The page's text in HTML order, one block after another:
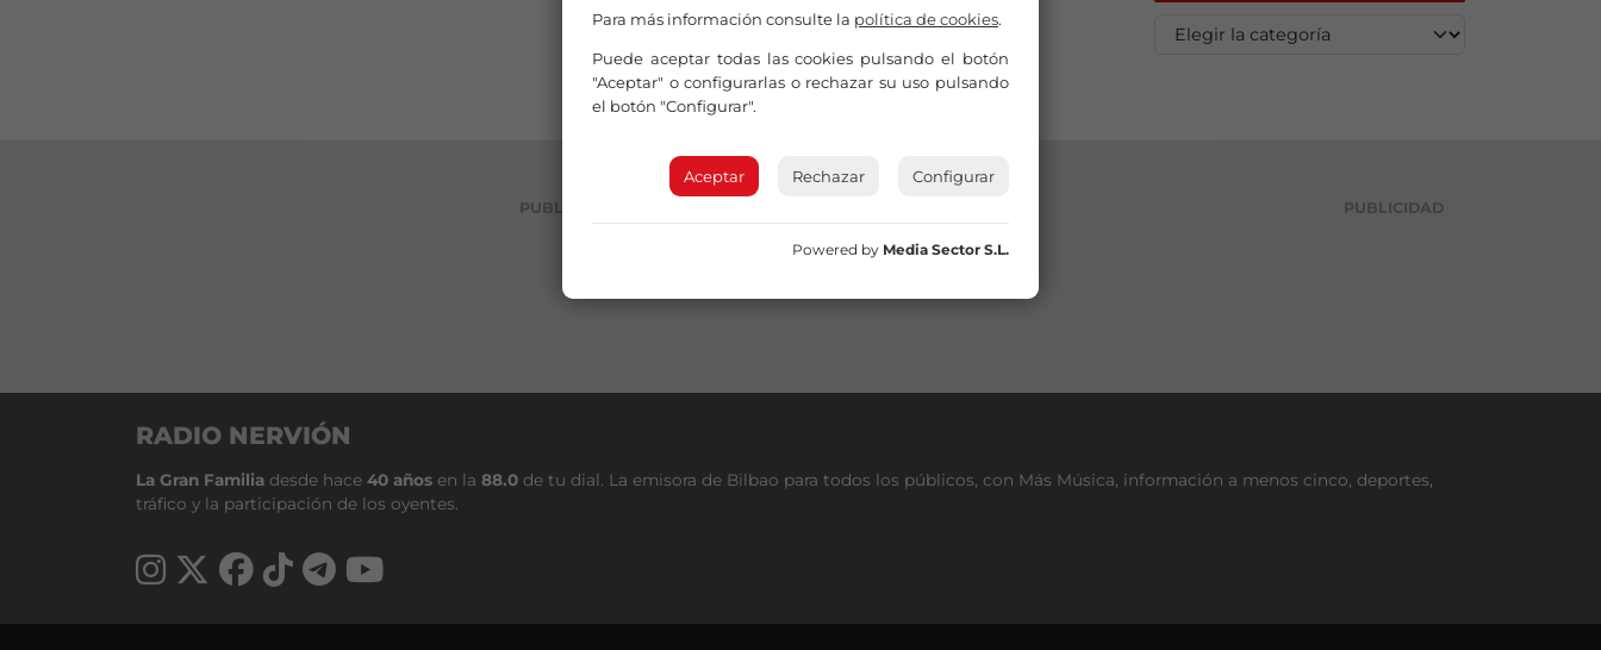
PUBLICIDAD PUBLICIDAD
RADIO NERVIÓN
La Gran Familia desde hace 40 años en la 88.0 de tu dial. La emisora de Bilbao para todos los públicos, con Más Música, información a menos cinco, deportes,
tráfico y la participación de los oyentes.
Para más información consulte la política de cookies.
Puede aceptar todas las cookies pulsando el botón
"Aceptar" o configurarlas o rechazar su uso pulsando
el botón "Configurar".
Aceptar Rechazar Configurar
Powered by Media Sector S.L.